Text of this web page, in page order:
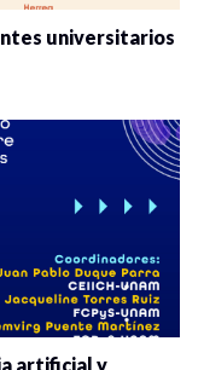
universitarios
artificial y